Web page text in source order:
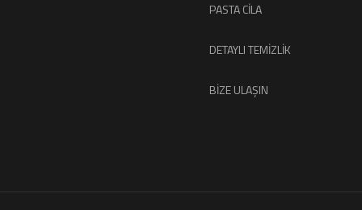
PASTA CILA
DETAYLI TEMIZLIK
BIZE ULAŞIN